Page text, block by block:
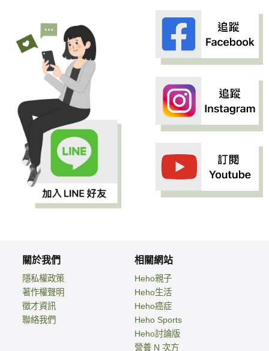
關於我們
隱私權政策
著作權聲明
徵才資訊
聯絡我們
相關網站
Heho親子
Heho生活
Heho癌症
Heho Sports
Heho討論版
營養 N 次方